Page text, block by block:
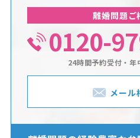
離婚問題ご
0120-
24時間予約受付・年
メール